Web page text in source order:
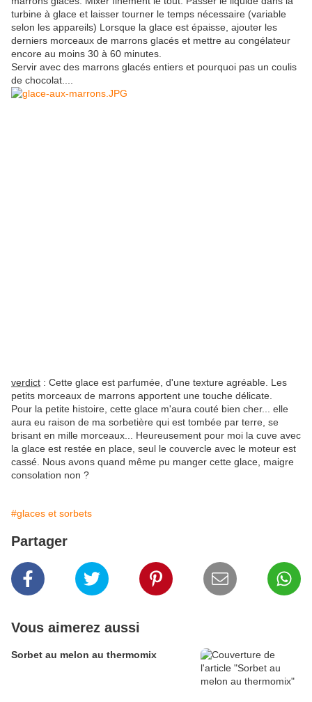
turbine à glace et laisser tourner le temps nécessaire (variable
selon les appareils) Lorsque la glace est épaisse, ajouter les
derniers morceaux de marrons glacés et mettre au congélateur
encore au moins 30 à 60 minutes.
Servir avec des marrons glacés entiers et pourquoi pas un coulis
de chocolat....
verdict : Cette glace est parfumée, d'une texture agréable. Les
petits morceaux de marrons apportent une touche délicate.
Pour la petite histoire, cette glace m'aura couté bien cher... elle
aura eu raison de ma sorbetière qui est tombée par terre, se
brisant en mille morceaux... Heureusement pour moi la cuve avec
la glace est restée en place, seul le couvercle avec le moteur est
cassé. Nous avons quand même pu manger cette glace, maigre
consolation non ?
#glaces et sorbets
Partager
Vous aimerez aussi
Sorbet au melon au thermomix